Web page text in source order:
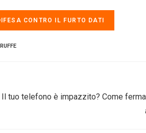
CONTRO IL FURTO DATI
Il tuo telefono è impazzito? Come